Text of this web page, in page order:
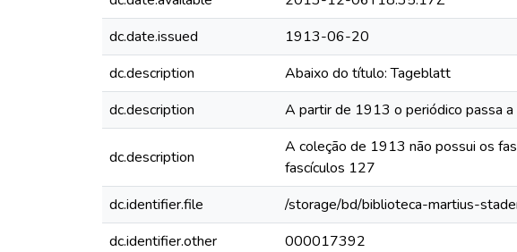
dc.date.issued
1913-06-20
dc.description
Abaixo do título: Tageblatt
dc.description
A partir de 1913 o periódico passa a
dc.description
A coleção de 1913 não possui os
fascículos 127
dc.identifier.file
/storage/bd/biblioteca-martius-
dc.identifier.other
000017392